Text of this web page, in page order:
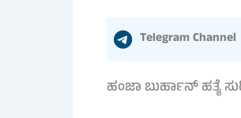
Telegram Channel
ಹಂಜಾ ಬುರ್ಹಾನ್ ಹತ್ಯೆ